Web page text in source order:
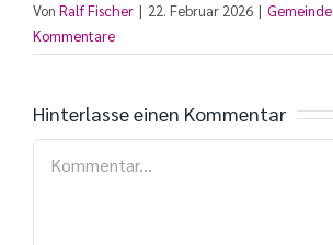
Von Ralf Fischer | 22. Februar 2026 |
Kommentare
Hinterlasse einen Kommentar
Kommentar